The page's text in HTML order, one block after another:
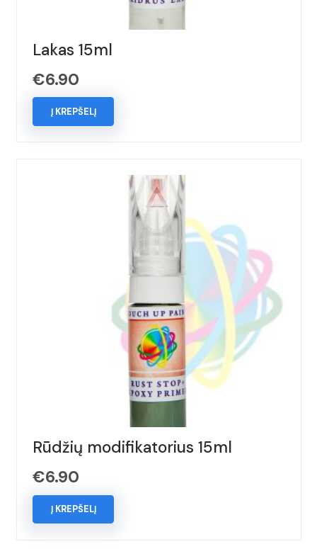
Lakas 15ml
€6.90
Į KREPŠELĮ
Rūdžių modifikatorius 15ml
€6.90
Į KREPŠELĮ